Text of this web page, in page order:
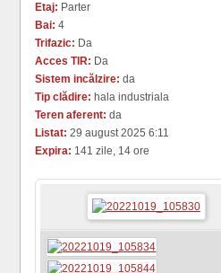
Etaj: Parter
Bai: 4
Trifazic: Da
Acces TIR: Da
Sistem incălzire: da
Tip clădire: hala industriala
Teren aferent: da
Listat: 29 august 2025 6:11
Expira: 141 zile, 14 ore